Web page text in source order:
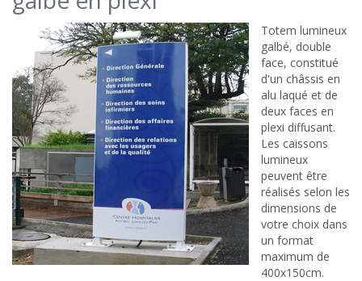
Totem lumineux
galbé, double
face, constitué
d'un châssis en
alu laqué et de
deux faces en
plexi diffusant.
Les caissons
lumineux
peuvent être
réalisés selon les
dimensions de
votre choix dans
un format
maximum de
400x150cm.